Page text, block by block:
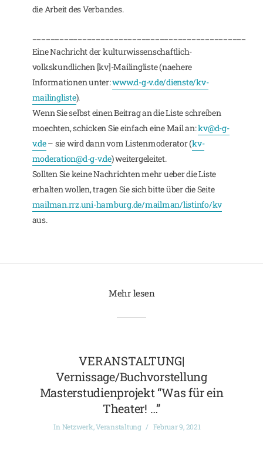
die Arbeit des Verbandes.
Eine Nachricht der kulturwissenschaftlich-
volkskundlichen [kv]-Mailingliste (naehere
Informationen unter:www.d-g-v.de/dienste/kv-
mailingliste).
Wenn Sie selbst einen Beitrag an die Liste schreiben
moechten, schicken Sie einfach eine Mail an:kv@d-g-
v.de– sie wird dann vom Listenmoderator (kv-
moderation@d-g-v.de) weitergeleitet.
Sollten Sie keine Nachrichten mehr ueber die Liste
erhalten wollen, tragen Sie sich bitte über die Seite
mailman.rrz.uni-hamburg.de/mailman/listinfo/kv
aus.
Mehr lesen
VERANSTALTUNG|
Vernissage/Buchvorstellung
Masterstudienprojekt “Was für ein
Theater! …”
In Netzwerk,Veranstaltung Februar 9, 2021